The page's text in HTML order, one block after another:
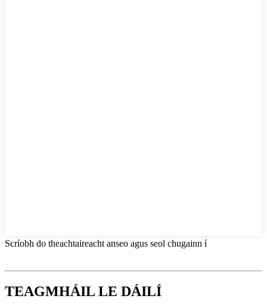
Scríobh do theachtaireacht anseo agus seol chugainn í
TEAGMHÁIL LE DÁILÍ